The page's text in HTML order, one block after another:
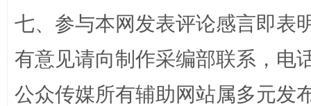
七、参与本网发表评论感言即表
有意见请向制作采编部联系，电
公众传媒所有辅助网站属多元发